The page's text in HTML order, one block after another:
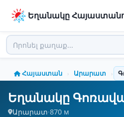
Եղանակը
Հայաստան › Արարատ ›
Եղանակը
Արարատ·870 м